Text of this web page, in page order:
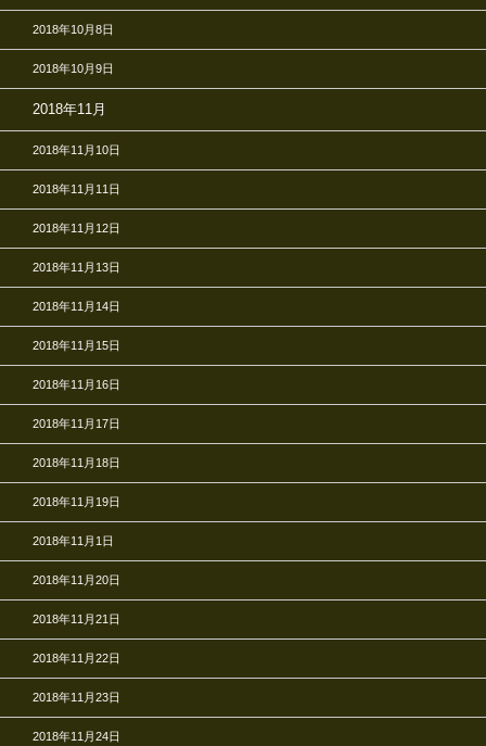
2018年10月8日
2018年10月9日
2018年11月
2018年11月10日
2018年11月11日
2018年11月12日
2018年11月13日
2018年11月14日
2018年11月15日
2018年11月16日
2018年11月17日
2018年11月18日
2018年11月19日
2018年11月1日
2018年11月20日
2018年11月21日
2018年11月22日
2018年11月23日
2018年11月24日